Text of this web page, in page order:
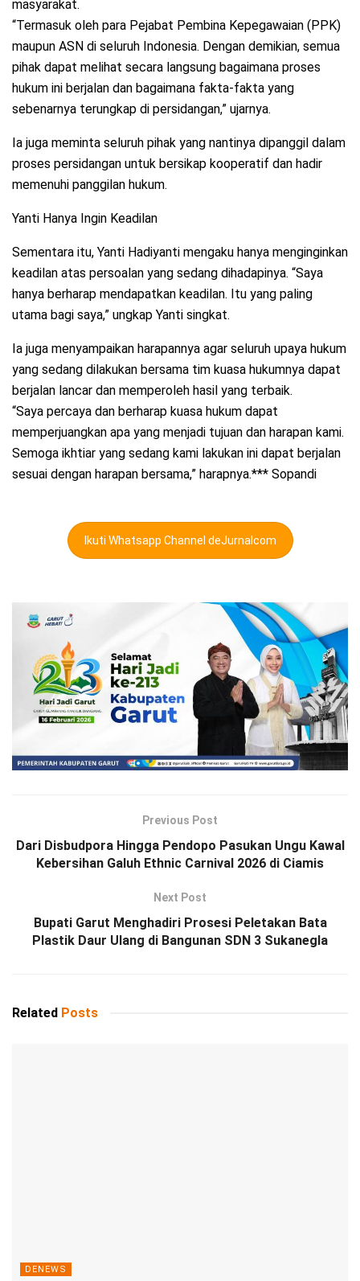
masyarakat.
“Termasuk oleh para Pejabat Pembina Kepegawaian (PPK)
maupun ASN di seluruh Indonesia. Dengan demikian, semua
pihak dapat melihat secara langsung bagaimana proses
hukum ini berjalan dan bagaimana fakta-fakta yang
sebenarnya terungkap di persidangan,” ujarnya.
Ia juga meminta seluruh pihak yang nantinya dipanggil dalam
proses persidangan untuk bersikap kooperatif dan hadir
memenuhi panggilan hukum.
Yanti Hanya Ingin Keadilan
Sementara itu, Yanti Hadiyanti mengaku hanya menginginkan
keadilan atas persoalan yang sedang dihadapinya. “Saya
hanya berharap mendapatkan keadilan. Itu yang paling
utama bagi saya,” ungkap Yanti singkat.
Ia juga menyampaikan harapannya agar seluruh upaya hukum
yang sedang dilakukan bersama tim kuasa hukumnya dapat
berjalan lancar dan memperoleh hasil yang terbaik.
“Saya percaya dan berharap kuasa hukum dapat
memperjuangkan apa yang menjadi tujuan dan harapan kami.
Semoga ikhtiar yang sedang kami lakukan ini dapat berjalan
sesuai dengan harapan bersama,” harapnya.*** Sopandi
Ikuti Whatsapp Channel deJurnalcom
Previous Post
Dari Disbudpora Hingga Pendopo Pasukan Ungu Kawal
Kebersihan Galuh Ethnic Carnival 2026 di Ciamis
Next Post
Bupati Garut Menghadiri Prosesi Peletakan Bata
Plastik Daur Ulang di Bangunan SDN 3 Sukanegla
Related Posts
DENEWS